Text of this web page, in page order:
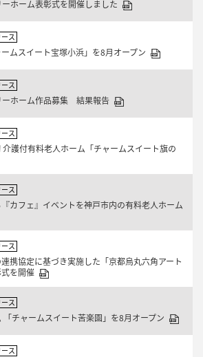
ホーム表彰式を開催しました
ス
ムスイート宝塚小浜」を8月オープン
ス
ーホーム作品募集 結果報告
ス
護付有料老人ホーム「チャームスイート旗の
ス
カフェ』イベントを神戸市内の有料老人ホーム
ス
携協定に基づき実施した「京都烏丸六角アート
を開催
ス
チャームスイート苦楽園」を8月オープン
ス